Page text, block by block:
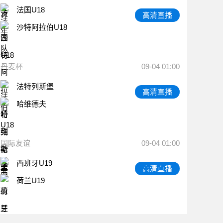
法国U18
沙特阿拉伯U18
高清直播
丹麦杯 09-04 01:00
法特列斯堡
哈维德夫
高清直播
国际友谊 09-04 01:00
西班牙U19
荷兰U19
高清直播